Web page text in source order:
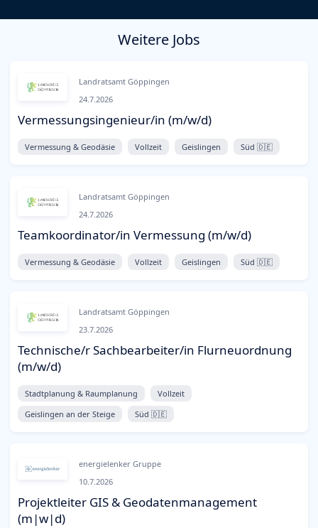
Weitere Jobs
Landratsamt Göppingen
24.7.2026
Vermessungsingenieur/in (m/w/d)
Vermessung & Geodäsie Vollzeit Geislingen Süd 🇩🇪
Landratsamt Göppingen
24.7.2026
Teamkoordinator/in Vermessung (m/w/d)
Vermessung & Geodäsie Vollzeit Geislingen Süd 🇩🇪
Landratsamt Göppingen
23.7.2026
Technische/r Sachbearbeiter/in Flurneuordnung
(m/w/d)
Stadtplanung & Raumplanung
Vollzeit
Geislingen an der Steige
Süd 🇩🇪
energielenker Gruppe
10.7.2026
Projektleiter GIS & Geodatenmanagement
(m|w|d)